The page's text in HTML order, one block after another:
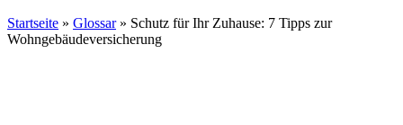
Startseite » Glossar» Schutz für Ihr Zuhause: 7 Tipps zur
Wohngebäudeversicherung